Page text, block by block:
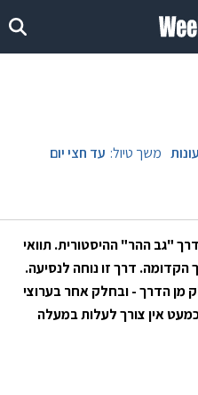
"גב ההר" ההיסטורית. תוואי
דרך זו נוחה לנסיעה.
מן הדרך - ובחלק אחר בערוצי
אין צורך לעלות במעלה
משך טיול: עד חצי יום